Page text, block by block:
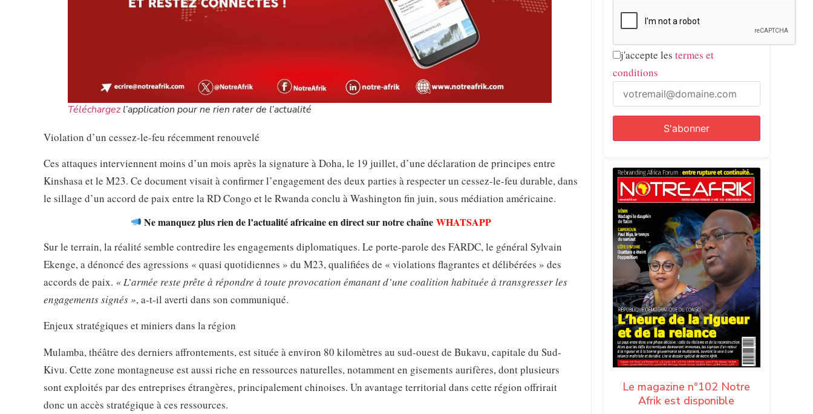
Téléchargezl’application pour ne rien rater de l’actualité
Violation d’un cessez-le-feu récemment renouvelé
Ces attaques interviennent moins d’un mois après la signature à Doha, le 19 juillet, d’une déclaration de principes entre
Kinshasa et le M23. Ce document visait à confirmer l’engagement des deux parties à respecter un cessez-le-feu durable, dans
le sillage d’un accord de paix entre la RD Congo et le Rwanda conclu à Washington fin juin, sous médiation américaine.
Ne manquez plus rien de l’actualité africaine en direct sur notre chaîneWHATSAPP
Sur le terrain, la réalité semble contredire les engagements diplomatiques. Le porte-parole des FARDC, le général Sylvain
Ekenge, a dénoncé des agressions « quasi quotidiennes » du M23, qualifiées de « violations flagrantes et délibérées » des
accords de paix. « L’armée reste prête à répondre à toute provocation émanant d’une coalition habituée à transgresser les
engagements signés », a-t-il averti dans son communiqué.
Enjeux stratégiques et miniers dans la région
Mulamba, théâtre des derniers affrontements, est située à environ 80 kilomètres au sud-ouest de Bukavu, capitale du Sud-
Kivu. Cette zone montagneuse est aussi riche en ressources naturelles, notamment en gisements aurifères, dont plusieurs
sont exploités par des entreprises étrangères, principalement chinoises. Un avantage territorial dans cette région offrirait
donc un accès stratégique à ces ressources.
j'accepte les termes et
conditions
Le magazine n°102 Notre
Afrik est disponible